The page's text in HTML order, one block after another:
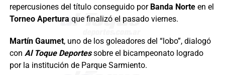
repercusiones del título conseguido por Banda Norte en el
Torneo Apertura que finalizó el pasado viernes.
Martín Gaumet, uno de los goleadores del “lobo”, dialogó
con Al Toque Deportessobre el bicampeonato logrado
por la institución de Parque Sarmiento.